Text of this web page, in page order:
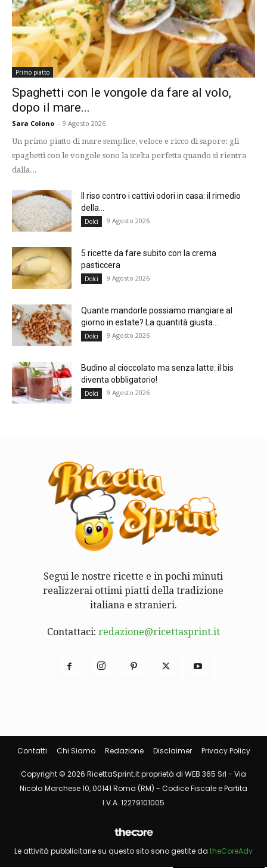
Primo piatto
Spaghetti con le vongole da fare al volo,
dopo il mare...
Sara Colono - 9 Agosto 2026
Un primo piatto di mare semplice, veloce e ricco di sapore: gli
spaghetti con le vongole sono la scelta perfetta quando si rientra
dalla...
Il riso contro i cattivi odori in casa: il rimedio
della...
Dolci 9 Agosto 2026
5 ricette da fare subito con la crema
pasticcera
Dolci 9 Agosto 2026
Quante mandorle possiamo mangiare al
giorno in estate? La quantità giusta...
Dolci 9 Agosto 2026
Budino al cioccolato ma senza latte: il bis
diventa obbligatorio!
Dolci 9 Agosto 2026
Segui le nostre ricette e in pochi minuti
realizzerai ottimi piatti della tradizione
italiana e stranieri.
Contattaci: redazione@ricettasprint.it
Contatti Chi Siamo Redazione Disclaimer Privacy Policy
Copyright © 2026 RicettaSprint.it proprietà di WEB 365 Srl - Via
Nicola Marchese 10, 00141 Roma (RM) - Codice Fiscale e Partita
I.V.A. 12279101005
Le attività pubblicitarie su questo sito sono gestite da theCoreAdv